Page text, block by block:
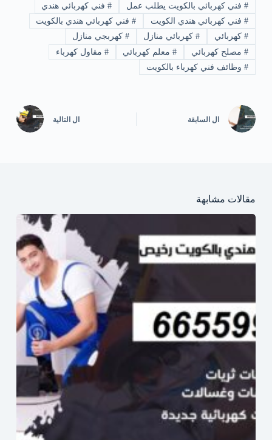
#فني كهربائي بالكويت يطلب عمل #فني كهربائي هندي
#فني كهربائي هندي الكويت #فني كهربائي هندي بالكويت
#كهربائي #كهربائي منازل # كهربجي منازل
#مصلح كهربائي #معلم كهربائي # مقاول كهرباء
#وظائف فني كهرباء بالكويت
ال السابقة ال التالية
مقالات مشابهة